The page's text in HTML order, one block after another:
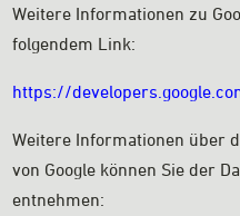
Weitere Informationen zu
folgendem Link:
https://
Weitere Informationen über
von Google können Sie der
entnehmen: